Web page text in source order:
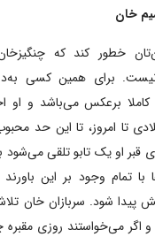
خان
خطور کند که
برای همین کسی
برعکس می‌باشد و او
در سال ۱۲۲۷ میلادی تا امروز، تا این
او یک تابو تلقی می‌شود
تمام وجود بر این
شود. سربازان خان
و اگر می‌خواستند روزی مقبره